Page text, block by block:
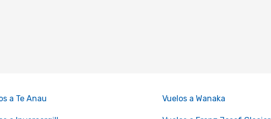
a Te Anau Vuelos a Wanaka